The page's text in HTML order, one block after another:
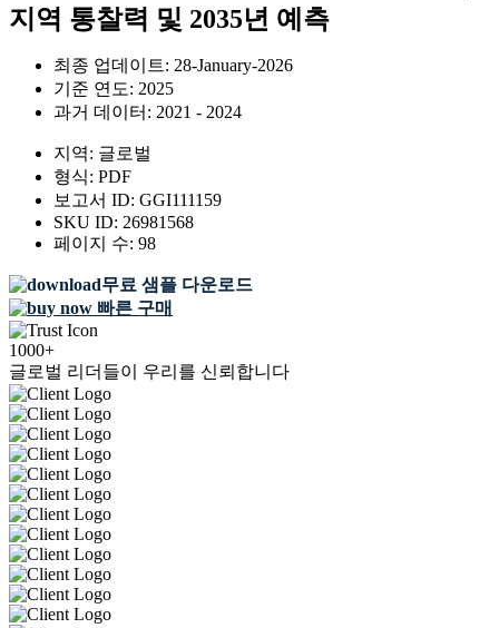
지역 통찰력 및 2035년 예측
최종 업데이트: 28-January-2026
기준 연도: 2025
과거 데이터: 2021 - 2024
지역: 글로벌
형식: PDF
보고서 ID: GGI111159
SKU ID: 26981568
페이지 수: 98
무료 샘플 다운로드
빠른 구매
1000+
글로벌 리더들이 우리를 신뢰합니다